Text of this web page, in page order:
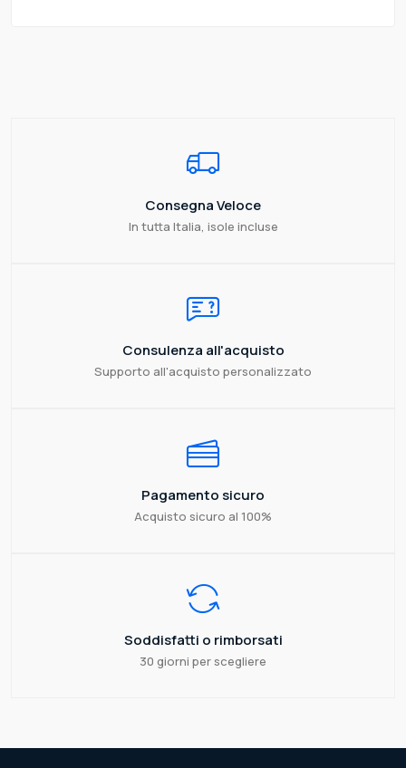
Consegna Veloce
In tutta Italia, isole incluse
Consulenza all'acquisto
Supporto all'acquisto personalizzato
Pagamento sicuro
Acquisto sicuro al 100%
Soddisfatti o rimborsati
30 giorni per scegliere